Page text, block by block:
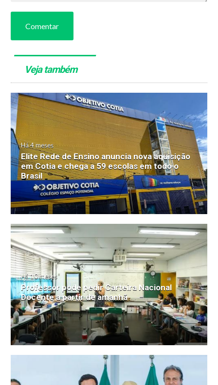
Comentar
Veja também
Há 4 meses
Elite Rede de Ensino anuncia nova aquisição
em Cotia e chega a 59 escolas em todo o
Brasil
Há 10 meses
Professor pode pedir Carteira Nacional
Docente a partir de amanhã